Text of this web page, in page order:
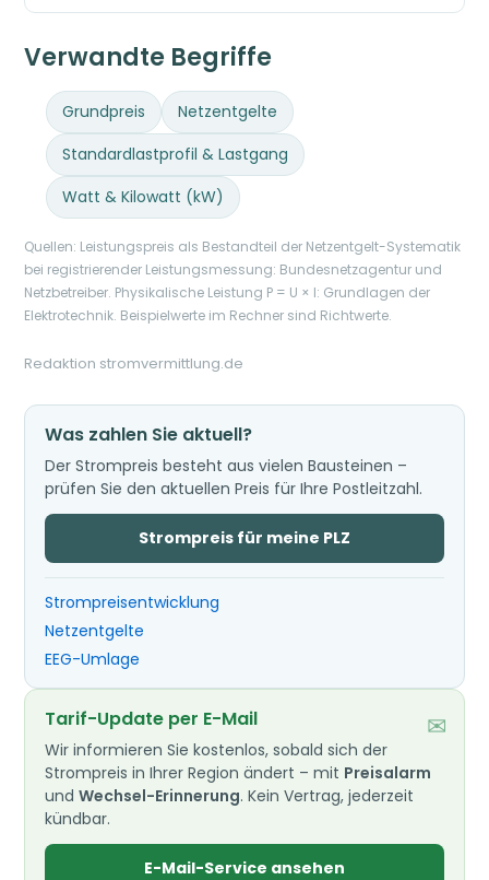
Verwandte Begriffe
Grundpreis
Netzentgelte
Standardlastprofil & Lastgang
Watt & Kilowatt (kW)
Quellen: Leistungspreis als Bestandteil der Netzentgelt-Systematik
bei registrierender Leistungsmessung: Bundesnetzagentur und
Netzbetreiber. Physikalische Leistung P = U × I: Grundlagen der
Elektrotechnik. Beispielwerte im Rechner sind Richtwerte.
Redaktion stromvermittlung.de
Was zahlen Sie aktuell?
Der Strompreis besteht aus vielen Bausteinen –
prüfen Sie den aktuellen Preis für Ihre Postleitzahl.
Strompreis für meine PLZ
Strompreisentwicklung
Netzentgelte
EEG-Umlage
✉
Tarif-Update per E-Mail
Wir informieren Sie kostenlos, sobald sich der
Strompreis in Ihrer Region ändert – mit Preisalarm
undWechsel-Erinnerung. Kein Vertrag, jederzeit
kündbar.
E-Mail-Service ansehen